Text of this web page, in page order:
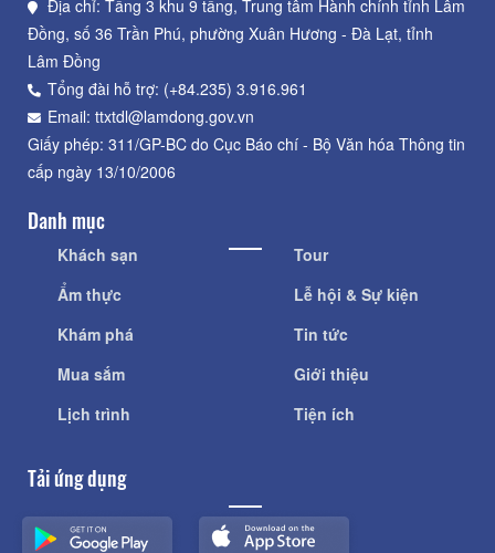
Địa chỉ: Tầng 3 khu 9 tầng, Trung tâm Hành chính tỉnh Lâm
Đồng, số 36 Trần Phú, phường Xuân Hương - Đà Lạt, tỉnh
Lâm Đồng
Tổng đài hỗ trợ: (+84.235) 3.916.961
Email: ttxtdl@lamdong.gov.vn
Giấy phép: 311/GP-BC do Cục Báo chí - Bộ Văn hóa Thông tin
cấp ngày 13/10/2006
Danh mục
Khách sạn
Ẩm thực
Khám phá
Mua sắm
Lịch trình
Tour
Lễ hội & Sự kiện
Tin tức
Giới thiệu
Tiện ích
Tải ứng dụng